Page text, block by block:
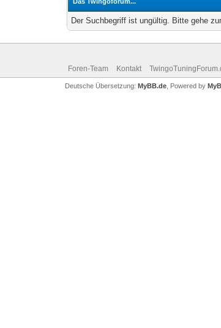
Der Suchbegriff ist ungültig. Bitte gehe
Foren-Team Kontakt
Deutsche Übersetzung: MyBB.de, Powered by